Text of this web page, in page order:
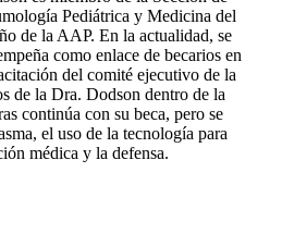
Pediátrica y Medicina del
de la AAP. En la actualidad, se
como enlace de becarios en
del comité ejecutivo de la
de la Dra. Dodson dentro de la
continúa con su beca, pero se
el uso de la tecnología para
médica y la defensa.